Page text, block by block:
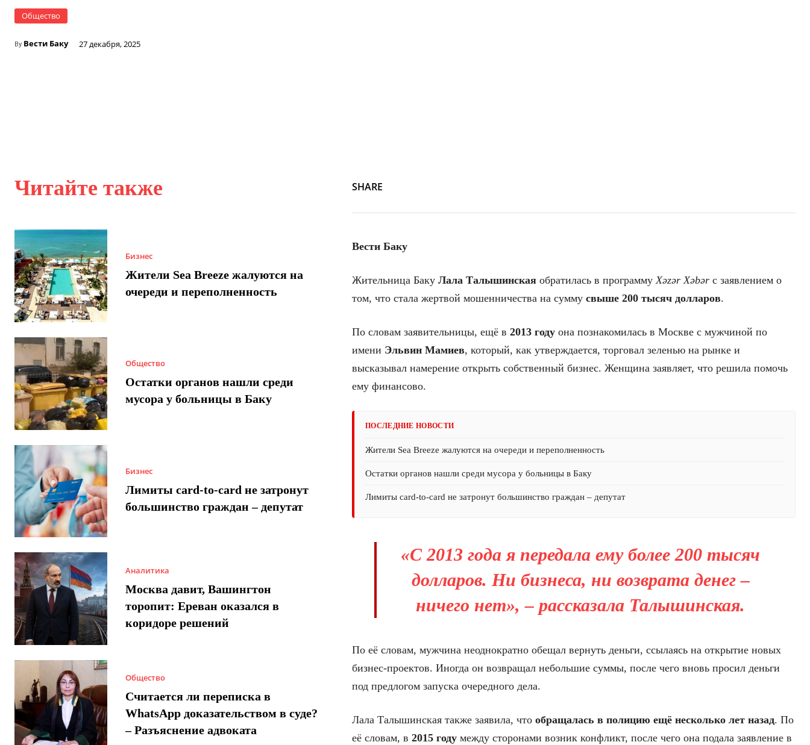
Общество
By Вести Баку 27 декабря, 2025
Читайте также
Бизнес
Жители Sea Breeze жалуются на
очереди и переполненность
Общество
Остатки органов нашли среди
мусора у больницы в Баку
Бизнес
Лимиты card-to-card не затронут
большинство граждан – депутат
Аналитика
Москва давит, Вашингтон
торопит: Ереван оказался в
коридоре решений
Общество
Считается ли переписка в
WhatsApp доказательством в суде?
– Разъяснение адвоката
SHARE
Вести Баку
Жительница Баку Лала Талышинская обратилась в программуXəzər Xəbər с заявлением о
том, что стала жертвой мошенничества на сумму свыше 200 тысяч долларов.
По словам заявительницы, ещё в 2013 году она познакомилась в Москве с мужчиной по
имени Эльвин Мамиев, который, как утверждается, торговал зеленью на рынке и
высказывал намерение открыть собственный бизнес. Женщина заявляет, что решила помочь
ему финансово.
ПОСЛЕДНИЕ НОВОСТИ
Жители Sea Breeze жалуются на очереди и переполненность
Остатки органов нашли среди мусора у больницы в Баку
Лимиты card-to-card не затронут большинство граждан – депутат
«С 2013 года я передала ему более 200 тысяч
долларов. Ни бизнеса, ни возврата денег –
ничего нет», – рассказала Талышинская.
По её словам, мужчина неоднократно обещал вернуть деньги, ссылаясь на открытие новых
бизнес-проектов. Иногда он возвращал небольшие суммы, после чего вновь просил деньги
под предлогом запуска очередного дела.
Лала Талышинская также заявила, что обращалась в полицию ещё несколько лет назад. По
её словам, в 2015 году между сторонами возник конфликт, после чего она подала заявление в